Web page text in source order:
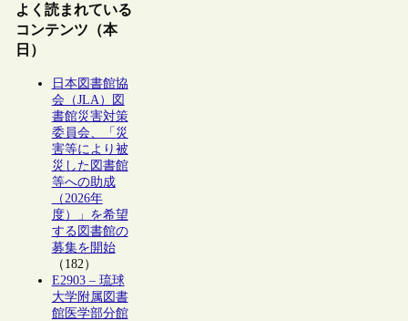
よく読まれている
コンテンツ（本
日）
日本図書館協
会（JLA）図
書館災害対策
委員会、「災
害等により被
災した図書館
等への助成
（2026年
度）」を希望
する図書館の
募集を開始
（182）
E2903 – 琉球
大学附属図書
館医学部分館